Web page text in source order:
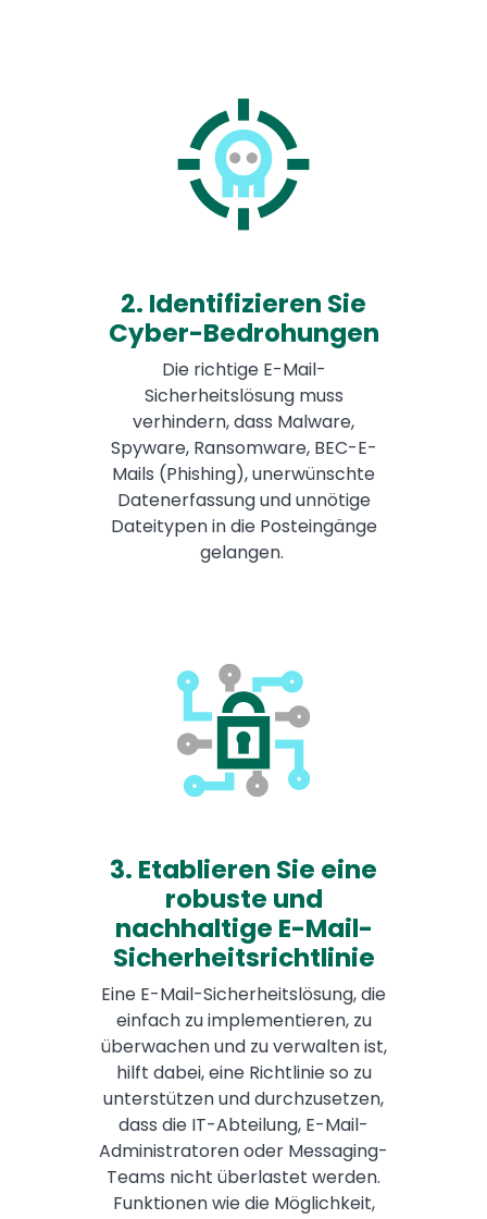
2. Identifizieren Sie
Cyber-Bedrohungen
Die richtige E-Mail-
Sicherheitslösung muss
verhindern, dass Malware,
Spyware, Ransomware, BEC-E-
Mails (Phishing), unerwünschte
Datenerfassung und unnötige
Dateitypen in die Posteingänge
gelangen.
3. Etablieren Sie eine
robuste und
nachhaltige E-Mail-
Sicherheitsrichtlinie
Eine E-Mail-Sicherheitslösung, die
einfach zu implementieren, zu
überwachen und zu verwalten ist,
hilft dabei, eine Richtlinie so zu
unterstützen und durchzusetzen,
dass die IT-Abteilung, E-Mail-
Administratoren oder Messaging-
Teams nicht überlastet werden.
Funktionen wie die Möglichkeit,